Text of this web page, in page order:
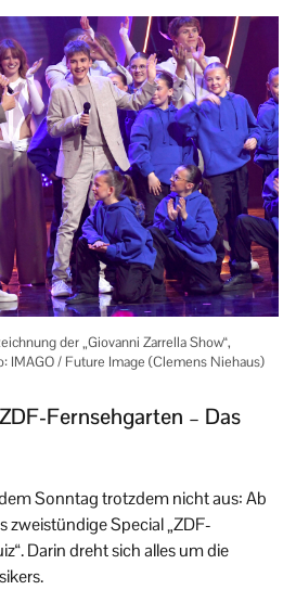
der „Giovanni Zarrella Show“,
/ Future Image (Clemens Niehaus)
Fernsehgarten – Das
Sonntag trotzdem nicht aus: Ab
zweistündige Special „ZDF-
Darin dreht sich alles um die